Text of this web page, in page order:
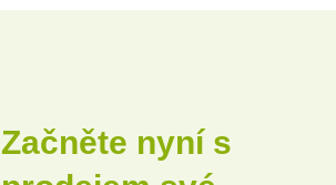
Začněte nyní s